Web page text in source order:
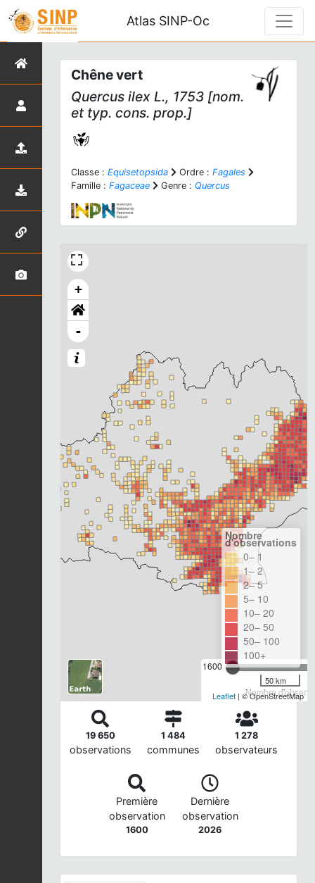
Atlas SINP-Oc
Chêne vert
Quercus ilex L., 1753 [nom.
et typ. cons. prop.]
Classe : Equisetopsida Ordre : Fagales
Famille : Fagaceae Genre : Quercus
+
-
1600
Nombre
Nombre
d'observations
0– 1
1– 2
2– 5
5– 10
10– 20
20– 50
50– 100
100+
50 km
Leaflet | © OpenStreetMap
19 650
observations
1 484
communes
1 278
observateurs
Première
observation
1600
Dernière
observation
2026